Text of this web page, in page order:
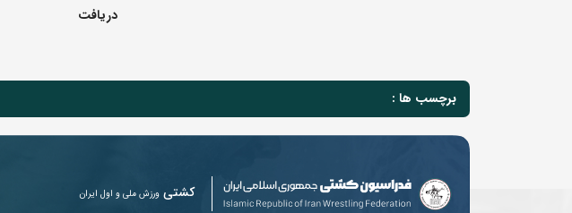
دریافت
برچسب ها :
کشتی ورزش ملی و اول ایران